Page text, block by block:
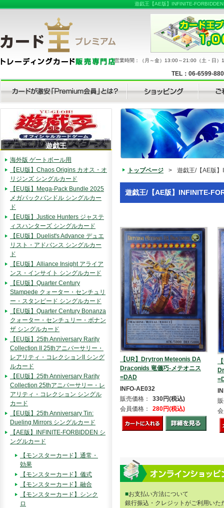
遊戯王【AE版】INFINITE-
営業時間：（月～金）13:00～21:00（土・日
TEL：06-6599-
トップページ > 遊戯王/【AE版
遊戯王/【AE版】INFINITE-
【UR】Drytron Meteonis DA
Draconids 竜儀巧-メテオニス
=DAD
INFO-AE032
販売価格：
330円(税込)
会員価格：
280円(税込)
■お支払い方法について
銀行振込・クレジットがご利用いた
遊戯王
海外版 ゲートボール用
【EU版】Chaos Origins カオス・オ
リジンズ シングルカード
【EU版】Mega-Pack Bundle 2025
メガパックバンドル シングルカー
ド
【EU版】Justice Hunters ジャステ
ィスハンターズ シングルカード
【EU版】Duelist's Advance デュエ
リスト・アドバンス シングルカー
ド
【EU版】Alliance Insight アライア
ンス・インサイト シングルカード
【EU版】Quarter Century
Stampede クォーター・センチュリ
ー・スタンピード シングルカード
【EU版】Quarter Century Bonanza
クォーター・センチュリー・ボナン
ザ シングルカード
【EU版】25th Anniversary Rarity
Collection II 25thアニバーサリー・
レアリティ・コレクションII シング
ルカード
【EU版】25th Anniversary Rarity
Collection 25thアニバーサリー・レ
アリティ・コレクション シングル
カード
【EU版】25th Anniversary Tin:
Dueling Mirrors シングルカード
【AE版】INFINITE-FORBIDDEN シ
ングルカード
【モンスターカード】通常・
効果
【モンスターカード】儀式
【モンスターカード】融合
【モンスターカード】シンク
ロ